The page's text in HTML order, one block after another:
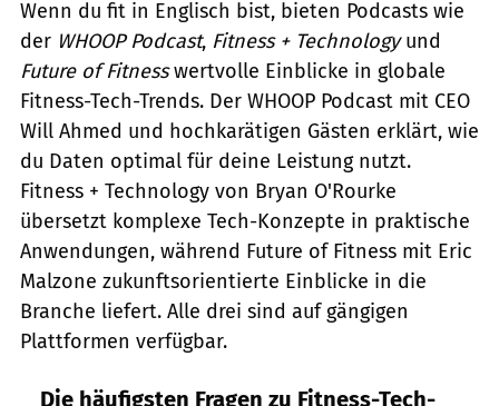
Wenn du fit in Englisch bist, bieten Podcasts wie
der WHOOP Podcast, Fitness + Technologyund
Future of Fitnesswertvolle Einblicke in globale
Fitness-Tech-Trends. Der WHOOP Podcast mit CEO
Will Ahmed und hochkarätigen Gästen erklärt, wie
du Daten optimal für deine Leistung nutzt.
Fitness + Technology von Bryan O'Rourke
übersetzt komplexe Tech-Konzepte in praktische
Anwendungen, während Future of Fitness mit Eric
Malzone zukunftsorientierte Einblicke in die
Branche liefert. Alle drei sind auf gängigen
Plattformen verfügbar.
Die häufigsten Fragen zu Fitness-Tech-